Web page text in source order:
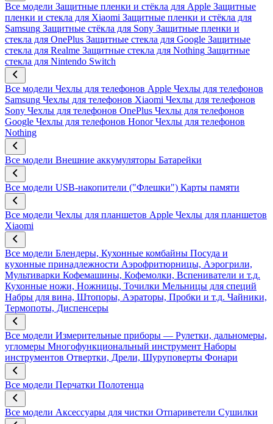
Все модели Защитные пленки и стёкла для Apple Защитные
пленки и стекла для Xiaomi Защитные пленки и стёкла для
Samsung Защитные стёкла для Sony Защитные пленки и
стекла для OnePlus Защитные стекла для Google Защитные
стекла для Realme Защитные стекла для Nothing Защитные
стекла для Nintendo Switch
Все модели Чехлы для телефонов Apple Чехлы для телефонов
Samsung Чехлы для телефонов Xiaomi Чехлы для телефонов
Sony Чехлы для телефонов OnePlus Чехлы для телефонов
Google Чехлы для телефонов Honor Чехлы для телефонов
Nothing
Все модели Внешние аккумуляторы Батарейки
Все модели USB-накопители ("Флешки") Карты памяти
Все модели Чехлы для планшетов Apple Чехлы для планшетов
Xiaomi
Все модели Блендеры, Кухонные комбайны Посуда и
кухонные принадлежности Аэрофритюрницы, Аэрогрили,
Мультиварки Кофемашины, Кофемолки, Вспениватели и т.д.
Кухонные ножи, Ножницы, Точилки Мельницы для специй
Набры для вина, Штопоры, Аэраторы, Пробки и т.д. Чайники,
Термопоты, Диспенсеры
Все модели Измерительные приборы — Рулетки, дальномеры,
угломеры Многофункциональный инструмент Наборы
инструментов Отвертки, Дрели, Шуруповерты Фонари
Все модели Перчатки Полотенца
Все модели Аксессуары для чистки Отпариветели Сушилки